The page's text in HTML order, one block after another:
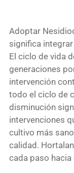
Adoptar
significa
El ciclo de vida
generaciones
intervención
todo el ciclo de
disminución
intervenciones
cultivo más
calidad.
cada paso